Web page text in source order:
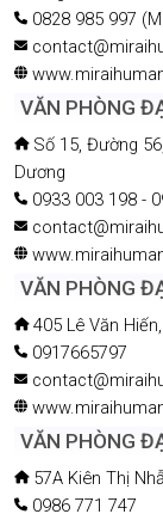
VĂN PHÒNG
DT741, Số 397,
Dương
0828 985 997
VĂN PHÒNG
Số 15, Đường 56,
Dương
0933 003 198 -
VĂN PHÒNG
405 Lê Văn
0917665797